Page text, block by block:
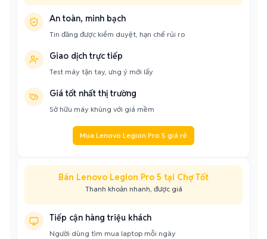
An toàn, minh bạch
Tin đăng được kiểm duyệt, hạn chế rủi ro
Giao dịch trực tiếp
Test máy tận tay, ưng ý mới lấy
Giá tốt nhất thị trường
Sở hữu máy khủng với giá mềm
Mua Lenovo Legion Pro 5 giá rẻ
Bán Lenovo Legion Pro 5 tại Chợ Tốt
Thanh khoản nhanh, được giá
Tiếp cận hàng triệu khách
Người dùng tìm mua laptop mỗi ngày